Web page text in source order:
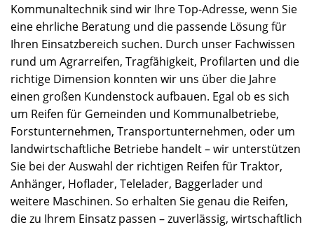
Kommunaltechnik sind wir Ihre Top-Adresse, wenn Sie
eine ehrliche Beratung und die passende Lösung für
Ihren Einsatzbereich suchen. Durch unser Fachwissen
rund um Agrarreifen, Tragfähigkeit, Profilarten und die
richtige Dimension konnten wir uns über die Jahre
einen großen Kundenstock aufbauen. Egal ob es sich
um Reifen für Gemeinden und Kommunalbetriebe,
Forstunternehmen, Transportunternehmen, oder um
landwirtschaftliche Betriebe handelt – wir unterstützen
Sie bei der Auswahl der richtigen Reifen für Traktor,
Anhänger, Hoflader, Telelader, Baggerlader und
weitere Maschinen. So erhalten Sie genau die Reifen,
die zu Ihrem Einsatz passen – zuverlässig, wirtschaftlich